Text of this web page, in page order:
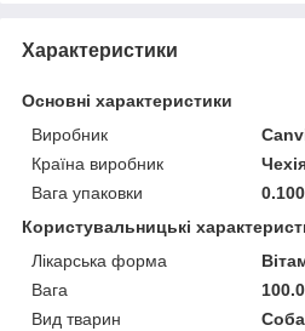
Характеристики
Основні характеристики
Виробник
Країна виробник
Вага упаковки
Користувальницькі
Лікарська форма
Вага
100.0
Вид тварин